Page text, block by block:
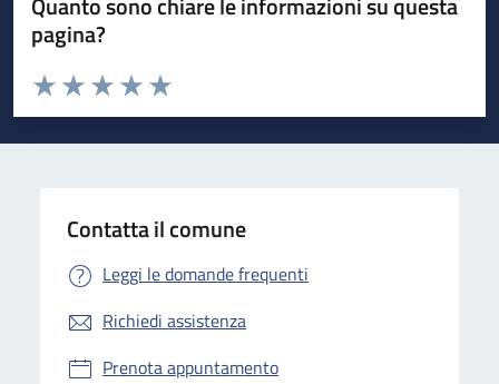
pagina?
Valuta da 1 a 5 stelle la pagina
Valuta 5 stelle su 5
Valuta 4 stelle su 5
Valuta 3 stelle su 5
Valuta 2 stelle su 5
Valuta 1 stelle su 5
Contatta il comune
Leggi le domande frequenti
Richiedi assistenza
Prenota appuntamento